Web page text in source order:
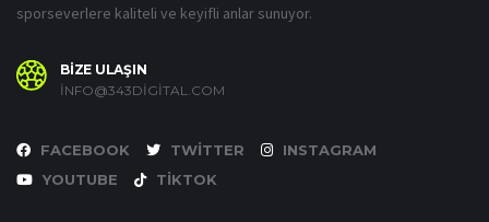
sporseverlere kaliteli ve keyifli anlar sunuyor.
BİZE ULAŞIN
INFO@343DIGITAL.COM
FACEBOOK TWITTER
INSTAGRAM
YOUTUBE
TIKTOK